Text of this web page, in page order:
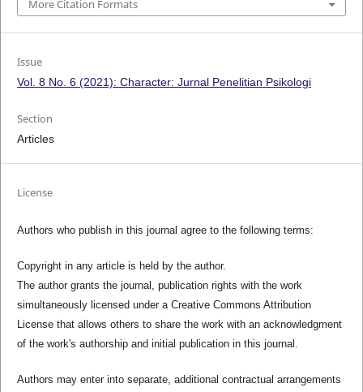
More Citation Formats
Issue
Vol. 8 No. 6 (2021): Character: Jurnal Penelitian Psikologi
Section
Articles
License
Authors who publish in this journal agree to the following terms:
Copyright in any article is held by the author.
The author grants the journal, publication rights with the work
simultaneously licensed under a Creative Commons Attribution
License that allows others to share the work with an acknowledgment
of the work's authorship and initial publication in this journal.
Authors may enter into separate, additional contractual arrangements